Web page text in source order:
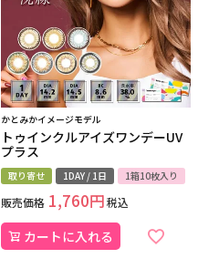
かとみかイメージモデル
トゥインクルアイズワンデーUV
プラス
取り寄せ 1DAY / 1日 1箱10枚入り
販売価格 1,760 税込
カートに入れる